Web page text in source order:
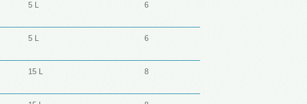
5 L 6
5 L 6
15 L 8